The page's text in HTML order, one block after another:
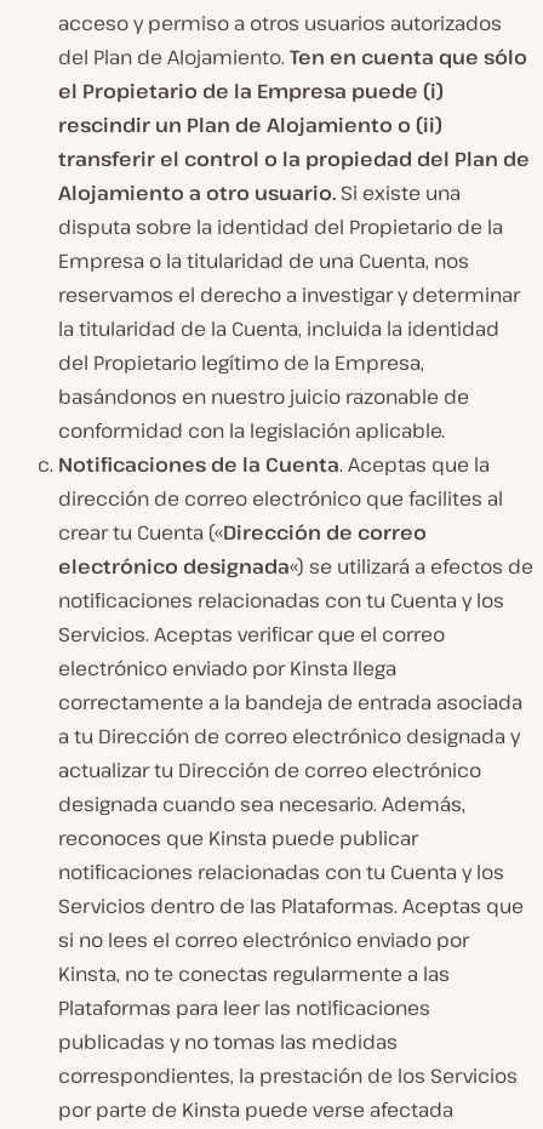
acceso y permiso a otros usuarios autorizados
del Plan de Alojamiento. Ten en cuenta que sólo
el Propietario de la Empresa puede (i)
rescindir un Plan de Alojamiento o (ii)
transferir el control o la propiedad del Plan de
Alojamiento a otro usuario. Si existe una
disputa sobre la identidad del Propietario de la
Empresa o la titularidad de una Cuenta, nos
reservamos el derecho a investigar y determinar
la titularidad de la Cuenta, incluida la identidad
del Propietario legítimo de la Empresa,
basándonos en nuestro juicio razonable de
conformidad con la legislación aplicable.
Notificaciones de la Cuenta. Aceptas que la
dirección de correo electrónico que facilites al
crear tu Cuenta («Dirección de correo
electrónico designada«) se utilizará a efectos de
notificaciones relacionadas con tu Cuenta y los
Servicios. Aceptas verificar que el correo
electrónico enviado por Kinsta llega
correctamente a la bandeja de entrada asociada
a tu Dirección de correo electrónico designada y
actualizar tu Dirección de correo electrónico
designada cuando sea necesario. Además,
reconoces que Kinsta puede publicar
notificaciones relacionadas con tu Cuenta y los
Servicios dentro de las Plataformas. Aceptas que
si no lees el correo electrónico enviado por
Kinsta, no te conectas regularmente a las
Plataformas para leer las notificaciones
publicadas y no tomas las medidas
correspondientes, la prestación de los Servicios
por parte de Kinsta puede verse afectada